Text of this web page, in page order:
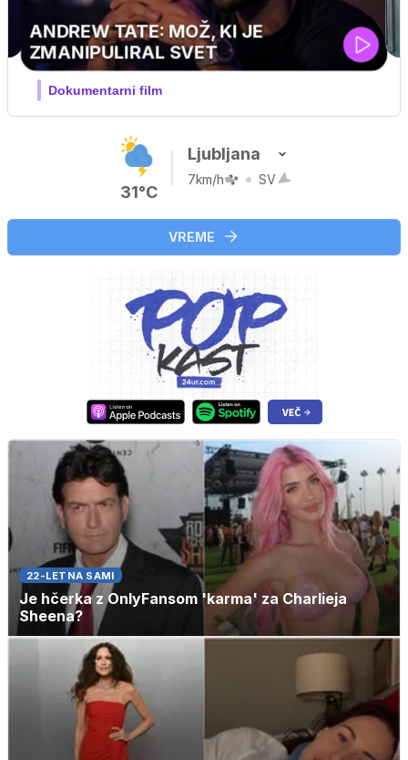
31°C
Ljubljana
7km/h SV
VREME
22-LETNA SAMI
Je hčerka z OnlyFansom 'karma' za Charlieja
Sheena?